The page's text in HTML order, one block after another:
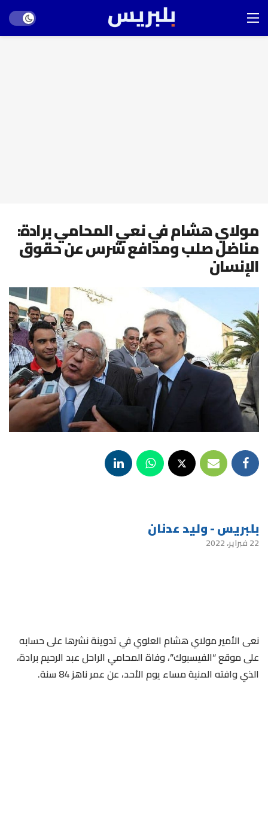
mode
مولاي هشام في نعي المحامي برادة:
مناضل صلب ومدافع شرس عن حقوق
الإنسان
بلبريس - وليد عدنان
22 فبراير، 2022
نعى الأمير مولاي هشام العلوي في تدوينة نشرها على حسابه
على موقع “الفيسبوك”، وفاة المحامي الراحل عبد الرحيم برادة،
الذي وافته المنية مساء يوم الأحد، عن عمر ناهز 84 سنة.